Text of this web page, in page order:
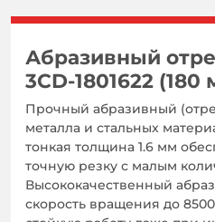
Абразивный
3CD-1801622 (180
Прочный абразивный
металла и стальных
тонкая толщина 1.6 мм
точную резку с малым
Высококачественный
скорость вращения до